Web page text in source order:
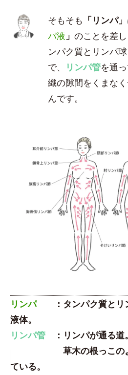
そもそも 「リンパ」
パ液 」のことを差
ンパク質とリンパ
で、
リンパ管を通
織の隙間をくまな
んです。
リンパ：タンパク質とリ
液体。
リンパ管 ：リンパが通る道。
草木の根っこのよう
ている。